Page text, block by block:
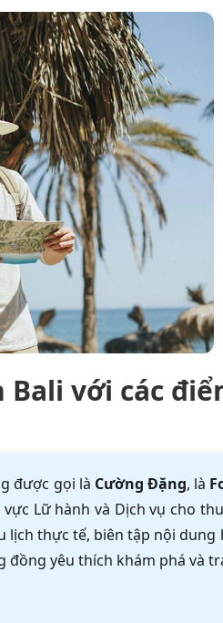
với các
được gọi là Cường Đặng, là
Lữ hành và Dịch vụ cho
lịch thực tế, biên tập nội
đồng yêu thích khám phá và